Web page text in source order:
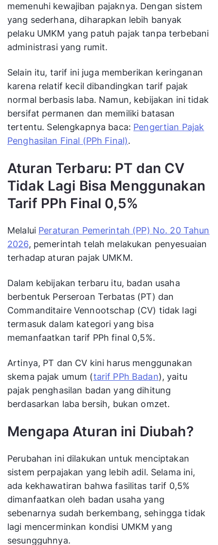
memenuhi kewajiban pajaknya. Dengan sistem
yang sederhana, diharapkan lebih banyak
pelaku UMKM yang patuh pajak tanpa terbebani
administrasi yang rumit.
Selain itu, tarif ini juga memberikan keringanan
karena relatif kecil dibandingkan tarif pajak
normal berbasis laba. Namun, kebijakan ini tidak
bersifat permanen dan memiliki batasan
tertentu. Selengkapnya baca: Pengertian Pajak
Penghasilan Final (PPh Final).
Aturan Terbaru: PT dan CV
Tidak Lagi Bisa Menggunakan
Tarif PPh Final 0,5%
Melalui Peraturan Pemerintah (PP) No. 20 Tahun
2026, pemerintah telah melakukan penyesuaian
terhadap aturan pajak UMKM.
Dalam kebijakan terbaru itu, badan usaha
berbentuk Perseroan Terbatas (PT) dan
Commanditaire Vennootschap (CV) tidak lagi
termasuk dalam kategori yang bisa
memanfaatkan tarif PPh final 0,5%.
Artinya, PT dan CV kini harus menggunakan
skema pajak umum (tarif PPh Badan), yaitu
pajak penghasilan badan yang dihitung
berdasarkan laba bersih, bukan omzet.
Mengapa Aturan ini Diubah?
Perubahan ini dilakukan untuk menciptakan
sistem perpajakan yang lebih adil. Selama ini,
ada kekhawatiran bahwa fasilitas tarif 0,5%
dimanfaatkan oleh badan usaha yang
sebenarnya sudah berkembang, sehingga tidak
lagi mencerminkan kondisi UMKM yang
sesungguhnya.